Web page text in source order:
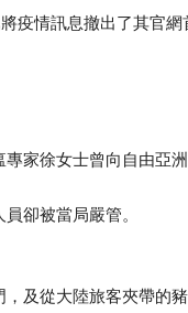
疫情訊息撤出了其官
家徐女士曾向自由亞
卻被當局嚴管。
及從大陸旅客夾帶的